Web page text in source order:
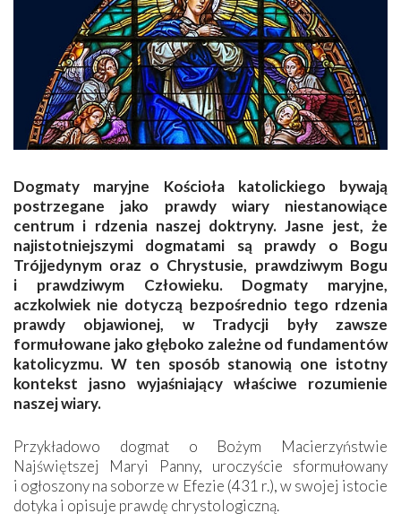
Dogmaty maryjne Kościoła katolickiego bywają
postrzegane jako prawdy wiary niestanowiące
centrum i rdzenia naszej doktryny. Jasne jest, że
najistotniejszymi dogmatami są prawdy o Bogu
Trójjedynym oraz o Chrystusie, prawdziwym Bogu
i prawdziwym Człowieku. Dogmaty maryjne,
aczkolwiek nie dotyczą bezpośrednio tego rdzenia
prawdy objawionej, w Tradycji były zawsze
formułowane jako głęboko zależne od fundamentów
katolicyzmu. W ten sposób stanowią one istotny
kontekst jasno wyjaśniający właściwe rozumienie
naszej wiary.
Przykładowo dogmat o Bożym Macierzyństwie
Najświętszej Maryi Panny, uroczyście sformułowany
i ogłoszony na soborze w Efezie (431 r.), w swojej istocie
dotyka i opisuje prawdę chrystologiczną.